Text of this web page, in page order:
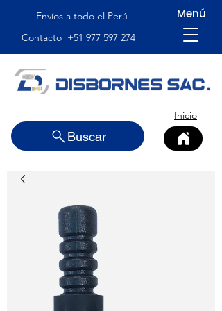
Envíos a todo el Perú
Contacto +51 977 597 274
Menú
Inicio
Buscar